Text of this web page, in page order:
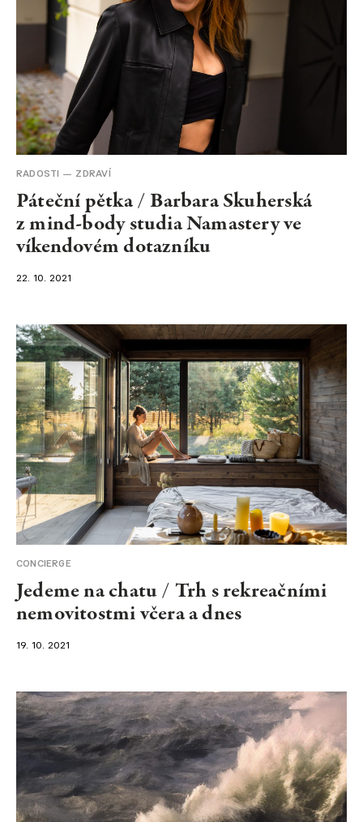
RADOSTI ZDRAVÍ
Páteční pětka / Barbara Skuherská
z mind-body studia Namastery ve
víkendovém dotazníku
22. 10. 2021
CONCIERGE
Jedeme na chatu / Trh s rekreačními
nemovitostmi včera a dnes
19. 10. 2021